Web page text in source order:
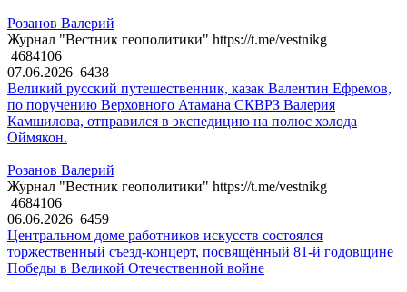
Розанов Валерий
Журнал "Вестник геополитики" https://t.me/vestnikg
4684106
07.06.2026 6438
Великий русский путешественник, казак Валентин Ефремов,
по поручению Верховного Атамана СКВРЗ Валерия
Камшилова, отправился в экспедицию на полюс холода
Оймякон.
Розанов Валерий
Журнал "Вестник геополитики" https://t.me/vestnikg
4684106
06.06.2026 6459
Центральном доме работников искусств состоялся
торжественный съезд-концерт, посвящённый 81-й годовщине
Победы в Великой Отечественной войне